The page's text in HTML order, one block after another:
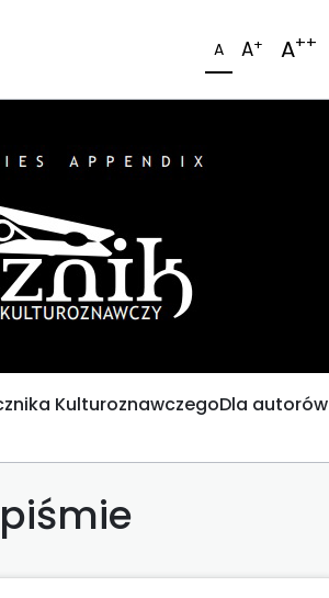
A A+ A++
KulturoznawczegoDla autorów